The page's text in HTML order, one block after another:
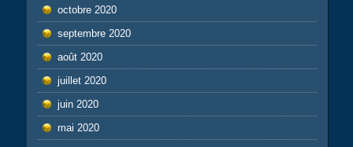
octobre 2020
septembre 2020
août 2020
juillet 2020
juin 2020
mai 2020